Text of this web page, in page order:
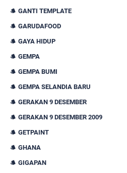
GANTI TEMPLATE
GARUDAFOOD
GAYA HIDUP
GEMPA
GEMPA BUMI
GEMPA SELANDIA BARU
GERAKAN 9 DESEMBER
GERAKAN 9 DESEMBER 2009
GETPAINT
GHANA
GIGAPAN